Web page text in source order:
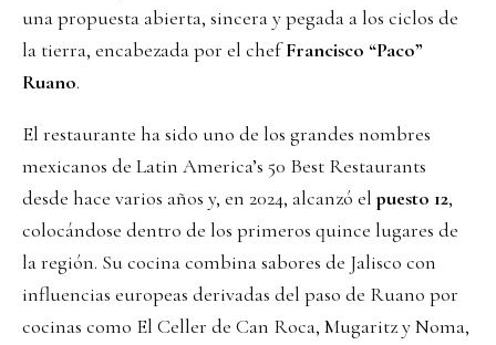
una propuesta abierta, sincera y pegada a los ciclos de
la tierra, encabezada por el chefFrancisco “Paco”
Ruano.
El restaurante ha sido uno de los grandes nombres
mexicanos de Latin America’s 50 Best Restaurants
desde hace varios años y, en 2024, alcanzó elpuesto 12,
colocándose dentro de los primeros quince lugares de
la región. Su cocina combina sabores de Jalisco con
influencias europeas derivadas del paso de Ruano por
cocinas como El Celler de Can Roca, Mugaritz y Noma,